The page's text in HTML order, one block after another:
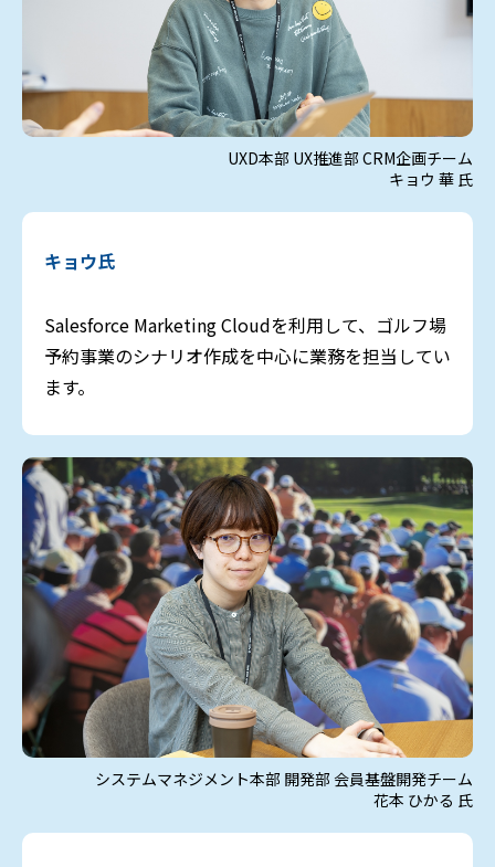
UXD本部 UX推進部 CRM企画チーム
キョウ 華 氏
キョウ氏
Salesforce Marketing Cloudを利用して、ゴルフ場
予約事業のシナリオ作成を中心に業務を担当してい
ます。
システムマネジメント本部 開発部 会員基盤開発チーム
花本 ひかる 氏